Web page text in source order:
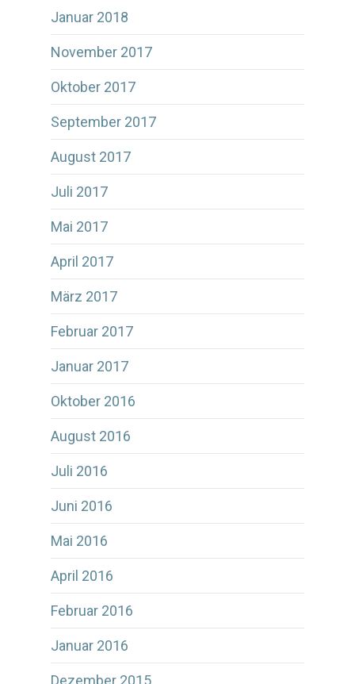
Januar 2018
November 2017
Oktober 2017
September 2017
August 2017
Juli 2017
Mai 2017
April 2017
März 2017
Februar 2017
Januar 2017
Oktober 2016
August 2016
Juli 2016
Juni 2016
Mai 2016
April 2016
Februar 2016
Januar 2016
Dezember 2015